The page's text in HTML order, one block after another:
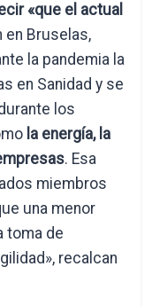
«que el actual
en Bruselas,
la pandemia la
en Sanidad y se
los
la energía, la
. Esa
miembros
una menor
toma de
recalcan